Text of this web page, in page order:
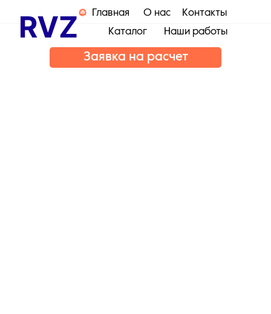
Главная
О нас
Наши работы
Каталог
Контакты
Заявка на расчет